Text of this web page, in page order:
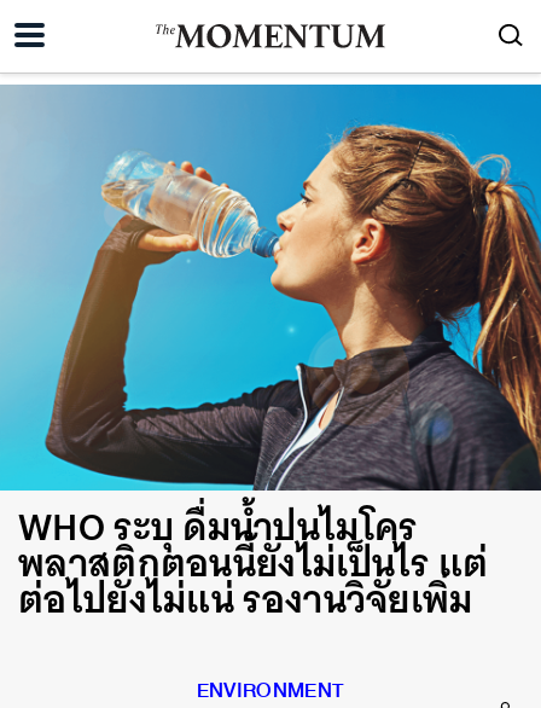
WHO ระบุ ดื่มน้ำปนไมโคร
พลาสติกตอนนี้ยังไม่เป็นไร แต่
ต่อไปยังไม่แน่ รองานวิจัยเพิ่ม
ENVIRONMENT